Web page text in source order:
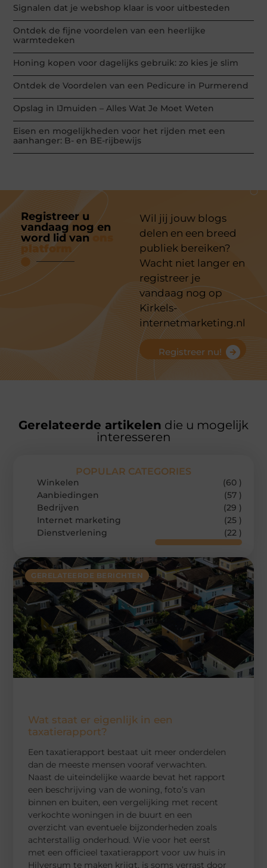
Signalen dat je webshop klaar is voor uitbesteden
Ontdek de fijne voordelen van een heerlijke
warmtedeken
Honing kopen voor dagelijks gebruik: zo kies je slim
Ontdek de Voordelen van een Pedicure in Purmerend
Opslag in IJmuiden – Alles Wat Je Moet Weten
Eisen en mogelijkheden voor het rijden met een
aanhanger: B- en BE-rijbewijs
Registreer u
vandaag nog en
word lid van
platform
Wil jij jouw blogs
delen en een breed
publiek bereiken?
Wacht niet langer en
registreer je
vandaag nog op
Kirkels-
internetmarketing.nl
Registreer nu!
Gerelateerde artikelen die u mogelijk
interesseren
GERELATEERDE BERICHTEN
Wat staat er eigenlijk in een
taxatierapport?
Een taxatierapport bestaat uit meer onderdelen
dan de meeste mensen vooraf verwachten.
Naast de uiteindelijke waarde bevat het rapport
een beschrijving van de woning, foto’s van
binnen en buiten, een vergelijking met recent
verkochte woningen in de buurt en een
overzicht van eventuele bijzonderheden zoals
achterstallig onderhoud. Wie voor het eerst
met een officieel taxatierapport voor uw huis in
Hilversum te maken krijgt, is soms verrast door
POPULAR CATEGORIES
Winkelen
(60 )
Aanbiedingen
(57 )
Bedrijven
(29 )
Internet marketing
(25 )
Dienstverlening
(22 )